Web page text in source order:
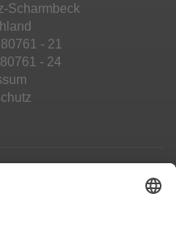
Scharmbeck
- 21
- 24